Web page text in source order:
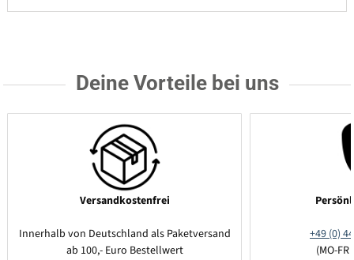
Deine Vorteile bei uns
Versandkostenfrei
Innerhalb von Deutschland als Paketversand
ab 100,- Euro Bestellwert
+49 (0)
(MO-